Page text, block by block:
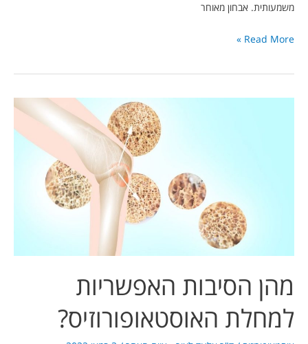
משמעותית. אבחון מאוחר
Read More »
מהן הסיבות האפשריות
למחלת האוסטאופורוזיס?